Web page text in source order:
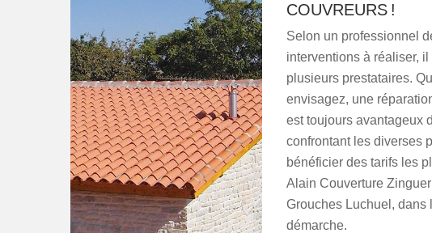
COUVREURS !
Selon un professionnel
interventions à réaliser,
plusieurs prestataires.
envisagez, une
est toujours avantageux
confrontant les diverses
bénéficier des tarifs les
Alain Couverture
Grouches Luchuel, dans
démarche.